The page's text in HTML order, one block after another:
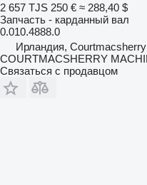
2 657 TJS 250 € ≈ 288,40 $
Запчасть - карданный вал
0.010.4888.0
Ирландия, Courtmacsherry
COURTMACSHERRY
Связаться с продавцом